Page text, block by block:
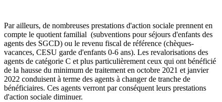
Par ailleurs, de nombreuses prestations d'action sociale prennent en
compte le quotient familial (subventions pour séjours d'enfants des
agents des SGCD) ou le revenu fiscal de référence (chèques-
vacances, CESU garde d'enfants 0-6 ans). Les revalorisations des
agents de catégorie C et plus particulièrement ceux qui ont bénéficié
de la hausse du minimum de traitement en octobre 2021 et janvier
2022 conduisent à terme des agents à changer de tranche de
bénéficiaires. Ces agents verront par conséquent leurs prestations
d'action sociale diminuer.